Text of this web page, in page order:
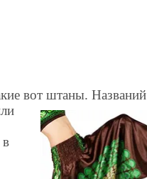
вот штаны. Названий